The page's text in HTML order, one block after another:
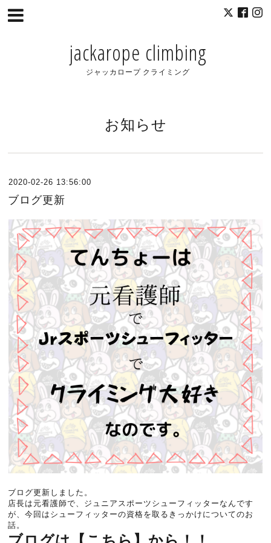
jackarope climbing
ジャッカロープ クライミング
お知らせ
2020-02-26 13:56:00
ブログ更新
ブログ更新しました。
店長は元看護師で、ジュニアスポーツシューフィッターなんです
が、今回はシューフィッターの資格を取るきっかけについてのお
話。